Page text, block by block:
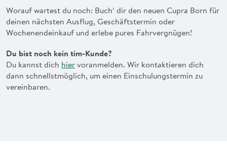
Worauf wartest du noch: Buch‘ dir den neuen Cupra Born für
deinen nächsten Ausflug, Geschäftstermin oder
Wochenendeinkauf und erlebe pures Fahrvergnügen!
Du bist noch kein tim-Kunde?
Du kannst dich hiervoranmelden. Wir kontaktieren dich
dann schnellstmöglich, um einen Einschulungstermin zu
vereinbaren.